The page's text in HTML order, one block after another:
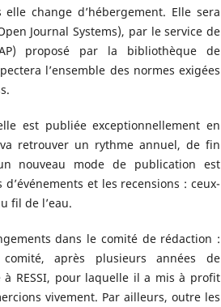
change d’hébergement. Elle sera
Journal Systems), par le service de
proposé par la bibliothèque de
l’ensemble des normes exigées
est publiée exceptionnellement en
retrouver un rythme annuel, de fin
nouveau mode de publication est
et les recensions : ceux-
fil de l’eau.
dans le comité de rédaction :
après plusieurs années de
RESSI, pour laquelle il a mis à profit
vivement. Par ailleurs, outre les